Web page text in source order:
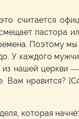
считается
пастора
Поэтому
У каждого
нашей церкви
Вам нравится?
которая